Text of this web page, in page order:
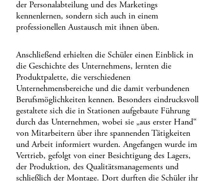
der Personalabteilung und des Marketings
kennenlernen, sondern sich auch in einem
professionellen Austausch mit ihnen üben.
Anschließend erhielten die Schüler einen Einblick in
die Geschichte des Unternehmens, lernten die
Produktpalette, die verschiedenen
Unternehmensbereiche und die damit verbundenen
Berufsmöglichkeiten kennen. Besonders eindrucksvoll
gestaltete sich die in Stationen aufgebaute Führung
durch das Unternehmen, wobei sie „aus erster Hand“
von Mitarbeitern über ihre spannenden Tätigkeiten
und Arbeit informiert wurden. Angefangen wurde im
Vertrieb, gefolgt von einer Besichtigung des Lagers,
der Produktion, des Qualitätsmanagements und
schließlich der Montage. Dort durften die Schüler ihr